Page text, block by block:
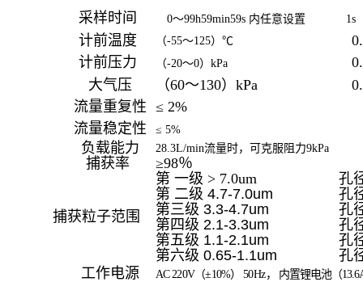
采样时间
0～99h59min59s 内任意设置 1s
计前温度 （-55～125）℃
计前压力
（-20～0）kPa
大气压
（60～130）kPa
流量重复性 ≤ 2%
流量稳定性
≤ 5%
负载能力 28.3L/min流量时，可克服阻力9kPa
捕获率 ≥98％
捕获粒子范围
第 一级 > 7.0um
孔
第 二级 4.7-7.0um
孔
第三级 3.3-4.7um
孔
第四级 2.1-3.3um
孔
第五级 1.1-2.1um
孔
第六级 0.65-1.1um
孔
工作电源
AC 220V（±10%） 50Hz， 内置锂电池（